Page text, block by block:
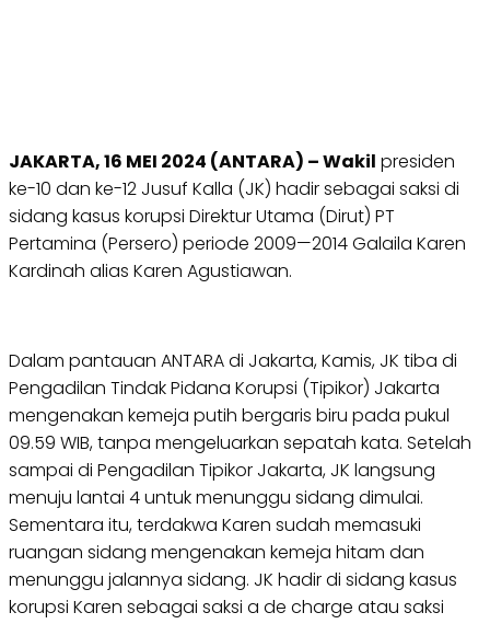
JAKARTA, 16 MEI 2024 (ANTARA) – Wakil presiden
ke-10 dan ke-12 Jusuf Kalla (JK) hadir sebagai saksi di
sidang kasus korupsi Direktur Utama (Dirut) PT
Pertamina (Persero) periode 2009—2014 Galaila Karen
Kardinah alias Karen Agustiawan.
Dalam pantauan ANTARA di Jakarta, Kamis, JK tiba di
Pengadilan Tindak Pidana Korupsi (Tipikor) Jakarta
mengenakan kemeja putih bergaris biru pada pukul
09.59 WIB, tanpa mengeluarkan sepatah kata. Setelah
sampai di Pengadilan Tipikor Jakarta, JK langsung
menuju lantai 4 untuk menunggu sidang dimulai.
Sementara itu, terdakwa Karen sudah memasuki
ruangan sidang mengenakan kemeja hitam dan
menunggu jalannya sidang. JK hadir di sidang kasus
korupsi Karen sebagai saksi a de charge atau saksi